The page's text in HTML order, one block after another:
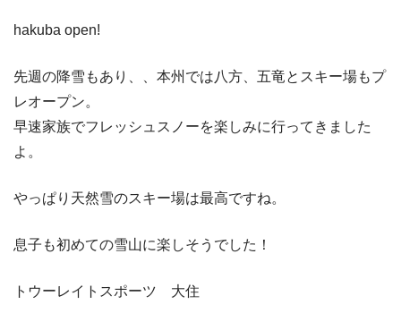
hakuba open!
先週の降雪もあり、、本州では八方、五竜とスキー場もプ
レオープン。
早速家族でフレッシュスノーを楽しみに行ってきました
よ。
やっぱり天然雪のスキー場は最高ですね。
息子も初めての雪山に楽しそうでした！
トウーレイトスポーツ 大住